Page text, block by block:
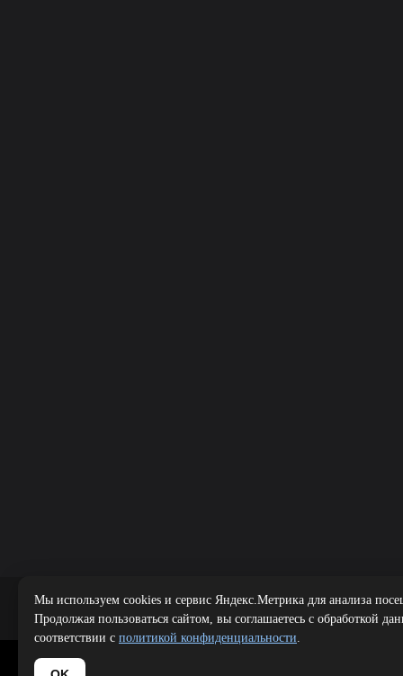
Мы используем cookies и сервис Яндекс.Метрика для анализа
Продолжая пользоваться сайтом, вы соглашаетесь с обработкой
соответствии с политикой конфиденциальности.
Public offer|